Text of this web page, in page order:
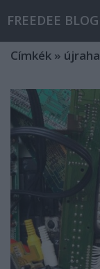
FREEDEE BLOG
Címkék »